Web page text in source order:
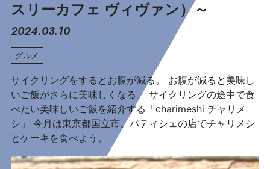
スリーカフェ ヴィヴァン）～
2024.03.10
グルメ
サイクリングをするとお腹が減る。 お腹が減ると美味し
いご飯がさらに美味しくなる。 サイクリングの途中で食
べたい美味しいご飯を紹介する「charimeshi チャリメ
シ」 今月は東京都国立市。パティシェの店でチャリメシ
とケーキを食べよう。